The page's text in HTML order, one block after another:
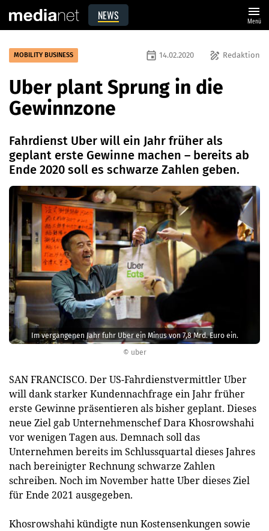
NEWS menu
Menü
© uber
Im vergangenen Jahr fuhr Uber ein Minus von 7,8 Mrd. Euro ein.
MOBILITY BUSINESS draw Redaktion
event 14.02.2020
Uber plant Sprung in die
Gewinnzone
Fahrdienst Uber will ein Jahr früher als
geplant erste Gewinne machen – bereits ab
Ende 2020 soll es schwarze Zahlen geben.
SAN FRANCISCO. Der US-Fahrdienstvermittler Uber
will dank starker Kundennachfrage ein Jahr früher
erste Gewinne präsentieren als bisher geplant. Dieses
neue Ziel gab Unternehmenschef Dara Khosrowshahi
vor wenigen Tagen aus. Demnach soll das
Unternehmen bereits im Schlussquartal dieses Jahres
nach bereinigter Rechnung schwarze Zahlen
schreiben. Noch im November hatte Uber dieses Ziel
für Ende 2021 ausgegeben.
Khosrowshahi kündigte nun Kostensenkungen sowie